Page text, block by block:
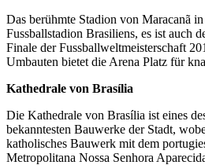
Das berühmte Stadion von Maracanã
Fussballstadion Brasiliens, es ist auch
Finale der Fussballweltmeisterschaft
Umbauten bietet die Arena Platz für
Kathedrale von Brasília
Die Kathedrale von Brasília ist eines
bekanntesten Bauwerke der Stadt,
katholisches Bauwerk mit dem
Metropolitana Nossa Senhora